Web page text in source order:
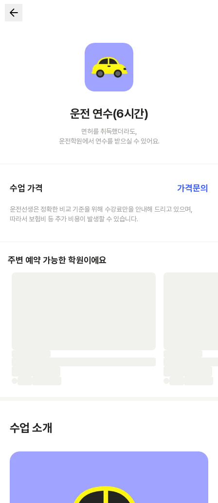
운전 연수(6시간)
면허를 취득했더라도,
운전학원에서 연수를 받으실 수 있어요.
수업 가격 가격문의
운전선생은 정확한 비교 기준을 위해 수강료만을 안내해 드리고 있으며,
따라서 보험비 등 추가 비용이 발생할 수 있습니다.
주변 예약 가능한 학원이에요
수업 소개